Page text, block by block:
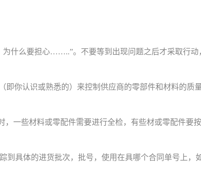
为什么要担心……..”。不要等到出现问题之后才采取行动
即你认识或熟悉的）来控制供应商的零部件和材料的质
一些材料或零配件需要进行全检，有些材或零配件要
到具体的进货批次，批号，使用在具哪个合同单号上，